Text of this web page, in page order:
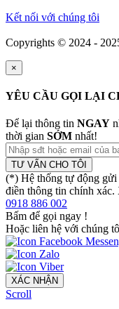
Kết nối với chúng tôi
Copyrights © 2024 -
×
YÊU CẦU GỌI LẠI
Để lại thông tin NGAY
thời gian SỚM nhất!
TƯ VẤN CHO TÔI
(*) Hệ thống tự động gửi
điền thông tin chính xác.
0918 886 002
Bấm để gọi ngay !
Hoặc liên hệ với chúng
XÁC NHẬN
Scroll